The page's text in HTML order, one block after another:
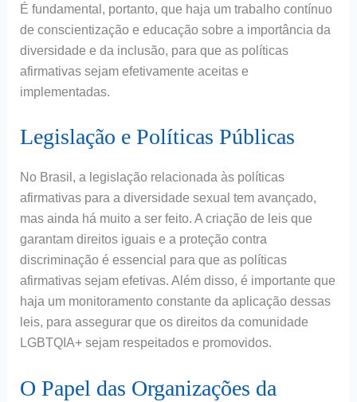
É fundamental, portanto, que haja um trabalho contínuo
de conscientização e educação sobre a importância da
diversidade e da inclusão, para que as políticas
afirmativas sejam efetivamente aceitas e
implementadas.
Legislação e Políticas Públicas
No Brasil, a legislação relacionada às políticas
afirmativas para a diversidade sexual tem avançado,
mas ainda há muito a ser feito. A criação de leis que
garantam direitos iguais e a proteção contra
discriminação é essencial para que as políticas
afirmativas sejam efetivas. Além disso, é importante que
haja um monitoramento constante da aplicação dessas
leis, para assegurar que os direitos da comunidade
LGBTQIA+ sejam respeitados e promovidos.
O Papel das Organizações da